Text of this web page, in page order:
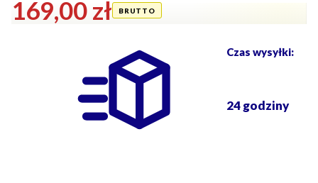
Cena
169,00 zł
Czas wysyłki:
24 godziny